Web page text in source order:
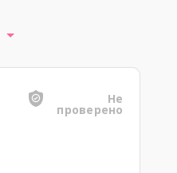
Не
проверено